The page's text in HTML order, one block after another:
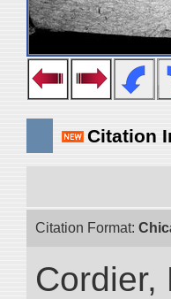
Citation
Citation Format:
Cordier,